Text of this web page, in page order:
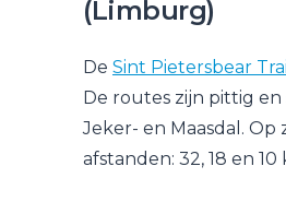
(Limburg)
De Sint Pietersbear Trail
De routes zijn pittig
Jeker- en Maasdal. Op
afstanden: 32, 18 en